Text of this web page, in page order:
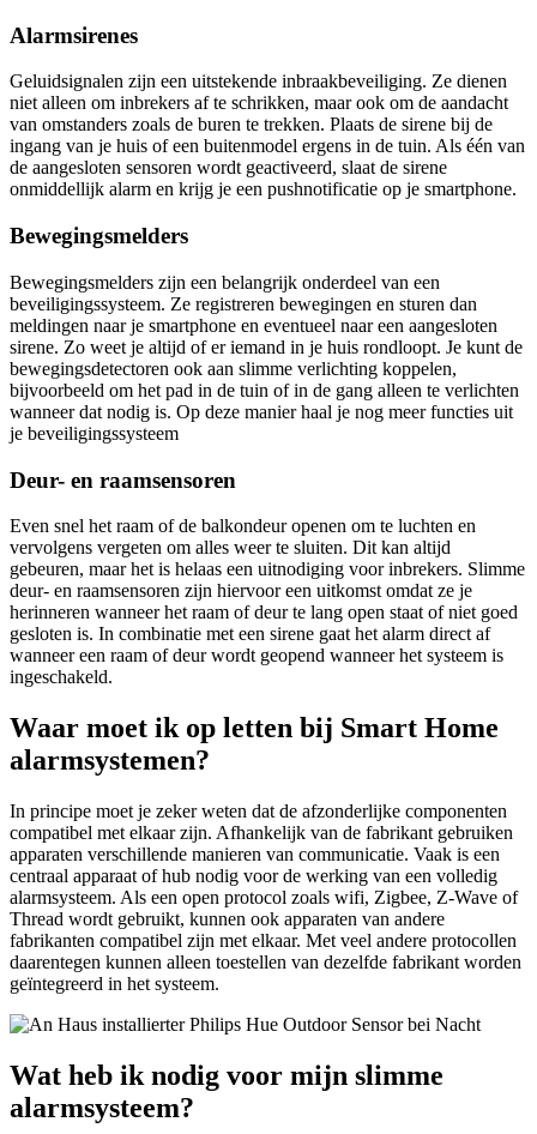
Alarmsirenes
Geluidsignalen zijn een uitstekende inbraakbeveiliging. Ze dienen
niet alleen om inbrekers af te schrikken, maar ook om de aandacht
van omstanders zoals de buren te trekken. Plaats de sirene bij de
ingang van je huis of een buitenmodel ergens in de tuin. Als één van
de aangesloten sensoren wordt geactiveerd, slaat de sirene
onmiddellijk alarm en krijg je een pushnotificatie op je smartphone.
Bewegingsmelders
Bewegingsmelders zijn een belangrijk onderdeel van een
beveiligingssysteem. Ze registreren bewegingen en sturen dan
meldingen naar je smartphone en eventueel naar een aangesloten
sirene. Zo weet je altijd of er iemand in je huis rondloopt. Je kunt de
bewegingsdetectoren ook aan slimme verlichting koppelen,
bijvoorbeeld om het pad in de tuin of in de gang alleen te verlichten
wanneer dat nodig is. Op deze manier haal je nog meer functies uit
je beveiligingssysteem
Deur- en raamsensoren
Even snel het raam of de balkondeur openen om te luchten en
vervolgens vergeten om alles weer te sluiten. Dit kan altijd
gebeuren, maar het is helaas een uitnodiging voor inbrekers. Slimme
deur- en raamsensoren zijn hiervoor een uitkomst omdat ze je
herinneren wanneer het raam of deur te lang open staat of niet goed
gesloten is. In combinatie met een sirene gaat het alarm direct af
wanneer een raam of deur wordt geopend wanneer het systeem is
ingeschakeld.
Waar moet ik op letten bij Smart Home
alarmsystemen?
In principe moet je zeker weten dat de afzonderlijke componenten
compatibel met elkaar zijn. Afhankelijk van de fabrikant gebruiken
apparaten verschillende manieren van communicatie. Vaak is een
centraal apparaat of hub nodig voor de werking van een volledig
alarmsysteem. Als een open protocol zoals wifi, Zigbee, Z-Wave of
Thread wordt gebruikt, kunnen ook apparaten van andere
fabrikanten compatibel zijn met elkaar. Met veel andere protocollen
daarentegen kunnen alleen toestellen van dezelfde fabrikant worden
geïntegreerd in het systeem.
Wat heb ik nodig voor mijn slimme
alarmsysteem?